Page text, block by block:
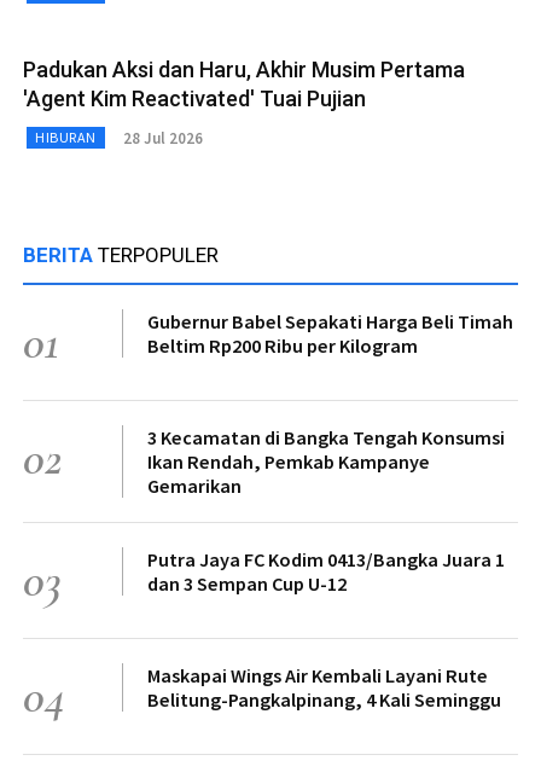
Padukan Aksi dan Haru, Akhir Musim Pertama
'Agent Kim Reactivated' Tuai Pujian
HIBURAN 28 Jul 2026
BERITA TERPOPULER
01
Gubernur Babel Sepakati Harga Beli Timah
Beltim Rp200 Ribu per Kilogram
02
3 Kecamatan di Bangka Tengah Konsumsi
Ikan Rendah, Pemkab Kampanye
Gemarikan
03
Putra Jaya FC Kodim 0413/Bangka Juara 1
dan 3 Sempan Cup U-12
04
Maskapai Wings Air Kembali Layani Rute
Belitung-Pangkalpinang, 4 Kali Seminggu